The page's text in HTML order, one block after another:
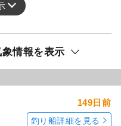
情報を表示
149日前
釣り船詳細を見る